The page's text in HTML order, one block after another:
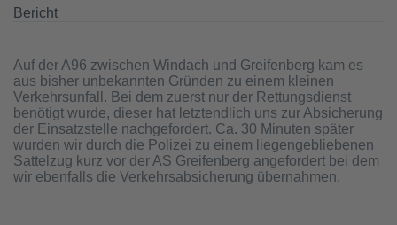
Bericht
Auf der A96 zwischen Windach und Greifenberg kam es
aus bisher unbekannten Gründen zu einem kleinen
Verkehrsunfall. Bei dem zuerst nur der Rettungsdienst
benötigt wurde, dieser hat letztendlich uns zur Absicherung
der Einsatzstelle nachgefordert. Ca. 30 Minuten später
wurden wir durch die Polizei zu einem liegengebliebenen
Sattelzug kurz vor der AS Greifenberg angefordert bei dem
wir ebenfalls die Verkehrsabsicherung übernahmen.